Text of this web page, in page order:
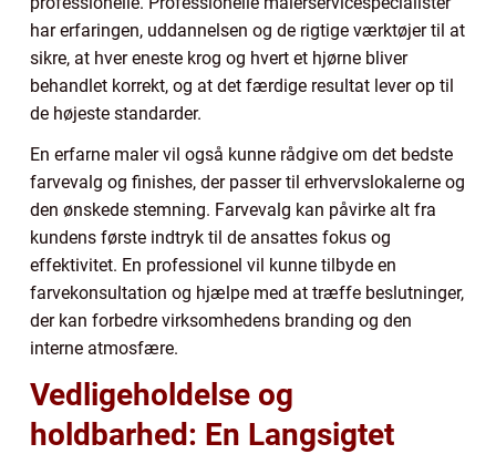
har erfaringen, uddannelsen og de rigtige værktøjer til at
sikre, at hver eneste krog og hvert et hjørne bliver
behandlet korrekt, og at det færdige resultat lever op til
de højeste standarder.
En erfarne maler vil også kunne rådgive om det bedste
farvevalg og finishes, der passer til erhvervslokalerne og
den ønskede stemning. Farvevalg kan påvirke alt fra
kundens første indtryk til de ansattes fokus og
effektivitet. En professionel vil kunne tilbyde en
farvekonsultation og hjælpe med at træffe beslutninger,
der kan forbedre virksomhedens branding og den
interne atmosfære.
Vedligeholdelse og
holdbarhed: En Langsigtet